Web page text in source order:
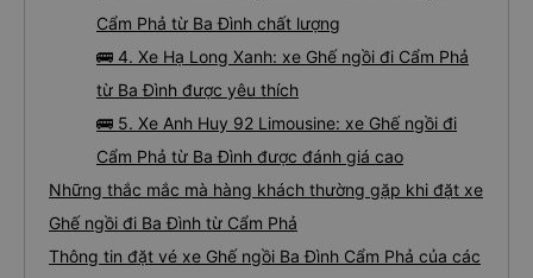
Cẩm Phả từ Ba Đình chất lượng
🚌 4. Xe Hạ Long Xanh: xe Ghế ngồi đi Cẩm Phả
từ Ba Đình được yêu thích
🚌 5. Xe Anh Huy 92 Limousine: xe Ghế ngồi đi
Cẩm Phả từ Ba Đình được đánh giá cao
Những thắc mắc mà hàng khách thường gặp khi đặt xe
Ghế ngồi đi Ba Đình từ Cẩm Phả
Thông tin đặt vé xe Ghế ngồi Ba Đình Cẩm Phả của các